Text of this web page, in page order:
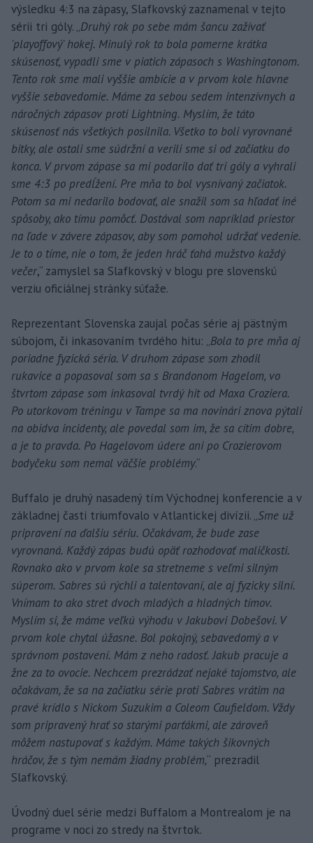
výsledku 4:3 na zápasy, Slafkovský zaznamenal v tejto
sérii tri góly. „Druhý rok po sebe mám šancu zažívať
'playoffový' hokej. Minulý rok to bola pomerne krátka
skúsenosť, vypadli sme v piatich zápasoch s Washingtonom.
Tento rok sme mali vyššie ambície a v prvom kole hlavne
vyššie sebavedomie. Máme za sebou sedem intenzívnych a
náročných zápasov proti Lightning. Myslím, že táto
skúsenosť nás všetkých posilnila. Všetko to boli vyrovnané
bitky, ale ostali sme súdržní a verili sme si od začiatku do
konca. V prvom zápase sa mi podarilo dať tri góly a vyhrali
sme 4:3 po predĺžení. Pre mňa to bol vysnívaný začiatok.
Potom sa mi nedarilo bodovať, ale snažil som sa hľadať iné
spôsoby, ako tímu pomôcť. Dostával som napríklad priestor
na ľade v závere zápasov, aby som pomohol udržať vedenie.
Je to o tíme, nie o tom, že jeden hráč ťahá mužstvo každý
večer,“ zamyslel sa Slafkovský v blogu pre slovenskú
verziu oficiálnej stránky súťaže.
Reprezentant Slovenska zaujal počas série aj pästným
súbojom, či inkasovaním tvrdého hitu: „Bola to pre mňa aj
poriadne fyzická séria. V druhom zápase som zhodil
rukavice a popasoval som sa s Brandonom Hagelom, vo
štvrtom zápase som inkasoval tvrdý hit od Maxa Croziera.
Po utorkovom tréningu v Tampe sa ma novinári znova pýtali
na obidva incidenty, ale povedal som im, že sa cítim dobre,
a je to pravda. Po Hagelovom údere ani po Crozierovom
bodyčeku som nemal väčšie problémy.“
Buffalo je druhý nasadený tím Východnej konferencie a v
základnej časti triumfovalo v Atlantickej divízii. „Sme už
pripravení na ďalšiu sériu. Očakávam, že bude zase
vyrovnaná. Každý zápas budú opäť rozhodovať maličkosti.
Rovnako ako v prvom kole sa stretneme s veľmi silným
súperom. Sabres sú rýchli a talentovaní, ale aj fyzicky silní.
Vnímam to ako stret dvoch mladých a hladných tímov.
Myslím si, že máme veľkú výhodu v Jakubovi Dobešovi. V
prvom kole chytal úžasne. Bol pokojný, sebavedomý a v
správnom postavení. Mám z neho radosť. Jakub pracuje a
žne za to ovocie. Nechcem prezrádzať nejaké tajomstvo, ale
očakávam, že sa na začiatku série proti Sabres vrátim na
pravé krídlo s Nickom Suzukim a Coleom Caufieldom. Vždy
som pripravený hrať so starými parťákmi, ale zároveň
môžem nastupovať s každým. Máme takých šikovných
hráčov, že s tým nemám žiadny problém,“ prezradil
Slafkovský.
Úvodný duel série medzi Buffalom a Montrealom je na
programe v noci zo stredy na štvrtok.